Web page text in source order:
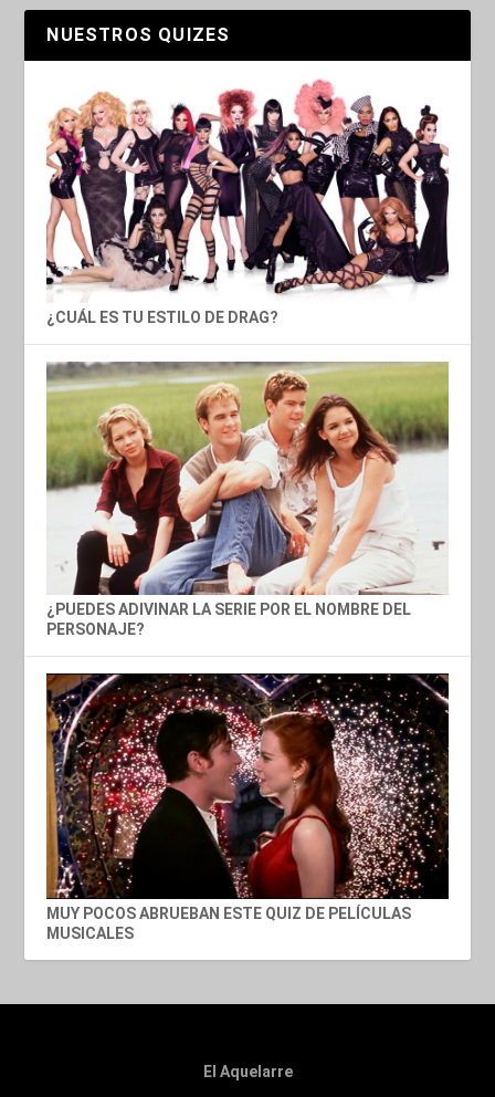
NUESTROS QUIZES
¿CUÁL ES TU ESTILO DE DRAG?
¿PUEDES ADIVINAR LA SERIE POR EL NOMBRE DEL
PERSONAJE?
MUY POCOS ABRUEBAN ESTE QUIZ DE PELÍCULAS
MUSICALES
El Aquelarre